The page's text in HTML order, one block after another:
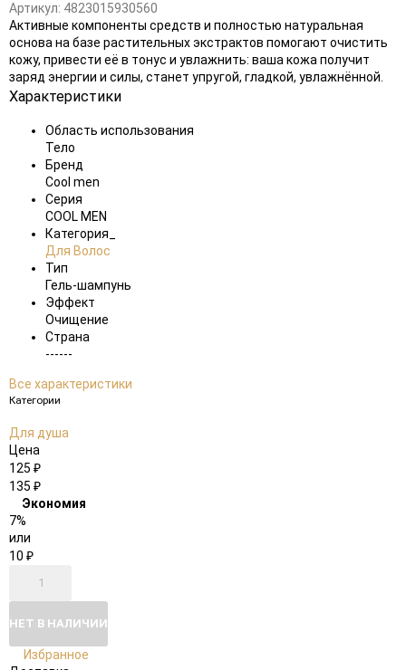
Артикул: 4823015930560
Активные компоненты средств и полностью натуральная
основа на базе растительных экстрактов помогают очистить
кожу, привести её в тонус и увлажнить: ваша кожа получит
заряд энергии и силы, станет упругой, гладкой, увлажнённой.
Характеристики
Область использования
Тело
Бренд
Cool men
Серия
COOL MEN
Категория_
Для Волос
Тип
Гель-шампунь
Эффект
Очищение
Страна
------
Все характеристики
Категории
Для душа
Цена
125 ₽
135 ₽
Экономия
7%
или
10 ₽
НЕТ В НАЛИЧИИ
Избранное